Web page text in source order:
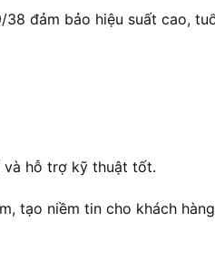
38 đảm bảo hiệu suất cao,
và hỗ trợ kỹ thuật tốt.
tạo niềm tin cho khách